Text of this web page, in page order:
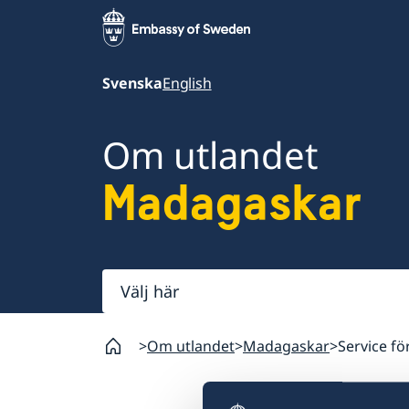
SvenskaEnglish
Om utlandet
Madagaskar
Välj
här
Om utlandet Madagaskar Service